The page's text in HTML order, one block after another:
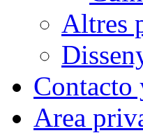
Altres
Contacto
Area